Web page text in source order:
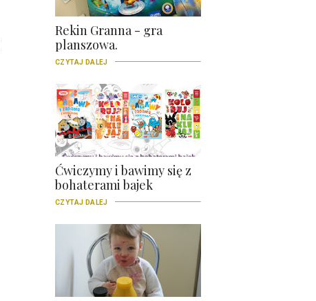
Rekin Granna - gra
planszowa.
CZYTAJ DALEJ
Ćwiczymy i bawimy się z
bohaterami bajek
CZYTAJ DALEJ